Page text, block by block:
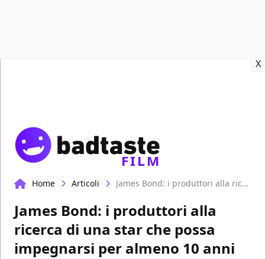
X
FILM
Home Articoli James Bond: i produttori alla ricerca di una star che possa impegnarsi per almeno 10 anni
James Bond: i produttori alla
ricerca di una star che possa
impegnarsi per almeno 10 anni